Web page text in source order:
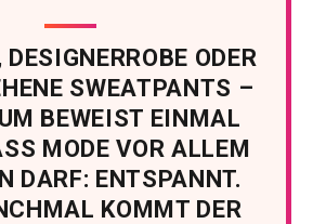
ODER
SWEATPANTS –
BEWEIST EINMAL
MODE VOR ALLEM
DARF: ENTSPANNT.
KOMMT DER